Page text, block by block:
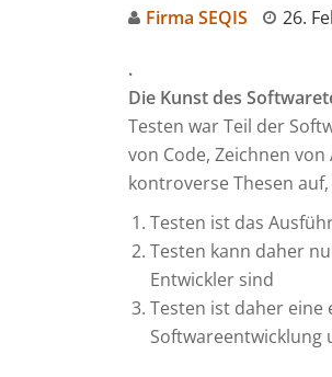
Firma SEQIS 26.
.
Die Kunst des
Testen war Teil der
von Code, Zeichnen
kontroverse Thesen auf,
Testen ist das
Testen kann daher
Entwickler sind
Testen ist daher eine
Softwareentwicklung